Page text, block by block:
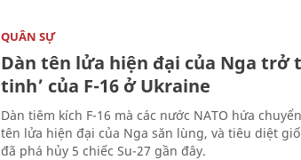
QUÂN SỰ
Dàn tên lửa hiện đại của Nga trở
tinh’ của F-16 ở Ukraine
Dàn tiêm kích F-16 mà các nước NATO hứa
tên lửa hiện đại của Nga săn lùng, và tiêu diệt
đã phá hủy 5 chiếc Su-27 gần đây.